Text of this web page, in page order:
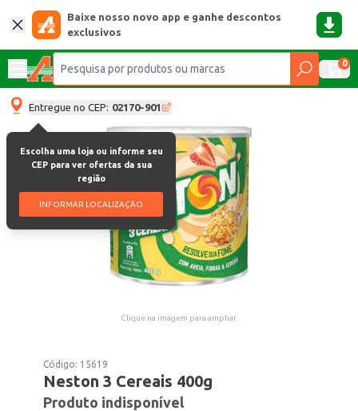
Baixe nosso novo app e ganhe descontos
exclusivos
0
Entregue no CEP: 02170-901
Escolha uma loja ou informe seu
CEP para ver ofertas da sua
região
INFORMAR LOCALIZAÇÃO
Clique na imagem para ampliar.
Código: 15619
Neston 3 Cereais 400g
Produto indisponível